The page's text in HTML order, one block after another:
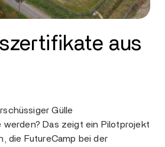
aus
Gülle
werden? Das zeigt ein Pilotprojekt
die FutureCamp bei der